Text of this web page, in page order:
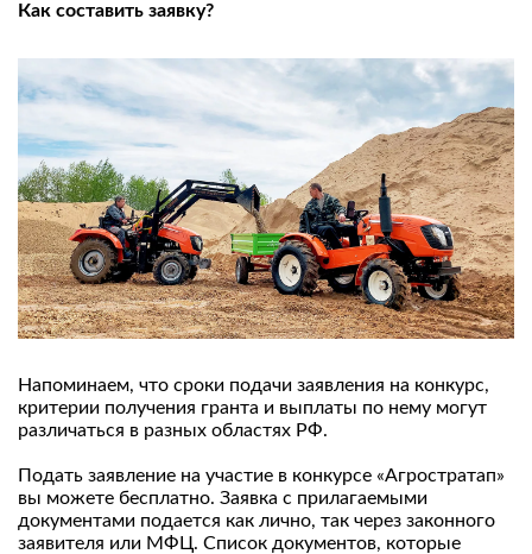
Как составить заявку?
Напоминаем, что сроки подачи заявления на конкурс,
критерии получения гранта и выплаты по нему могут
различаться в разных областях РФ.
Подать заявление на участие в конкурсе «Агростратап»
вы можете бесплатно. Заявка с прилагаемыми
документами подается как лично, так через законного
заявителя или МФЦ. Список документов, которые